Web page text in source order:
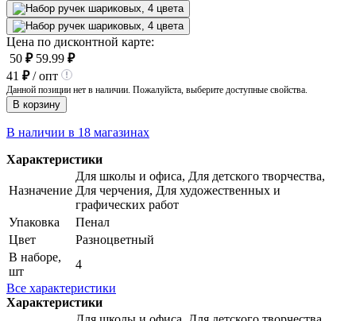
Цена по дисконтной карте:
50 ₽ 59.99 ₽
41 ₽/ опт
Данной позиции нет в наличии. Пожалуйста, выберите доступные свойства.
В корзину
В наличии в 18 магазинах
Характеристики
Назначение
Для школы и офиса, Для детского творчества,
Для черчения, Для художественных и
графических работ
Упаковка
Пенал
Цвет
Разноцветный
В наборе,
шт
4
Все характеристики
Характеристики